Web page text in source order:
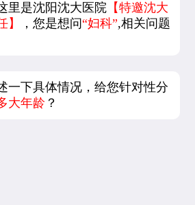
里是沈阳沈大医院 【特邀沈大
】
，您是想问“妇科”,相关问题
一下具体情况，给您针对性分
大年龄 ？